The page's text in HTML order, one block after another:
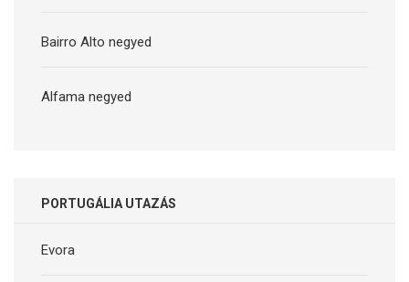
Bairro Alto negyed
Alfama negyed
PORTUGÁLIA UTAZÁS
Evora